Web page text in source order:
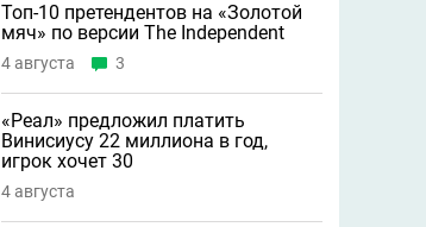
Топ-10 претендентов на «Золотой
мяч» по версии The Independent
4 августа 3
«Реал» предложил платить
Винисиусу 22 миллиона в год,
игрок хочет 30
4 августа